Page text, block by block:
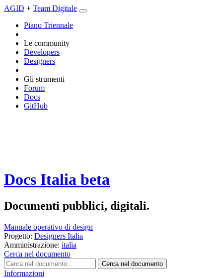
AGID + Team Digitale
Piano Triennale
Le community
Developers
Designers
Gli strumenti
Forum
Docs
GitHub
Docs Italia beta
Documenti pubblici, digitali.
Manuale operativo di design
Progetto: Designers Italia
Amministrazione: italia
Cerca nel documento
Cerca nel documento
Informazioni